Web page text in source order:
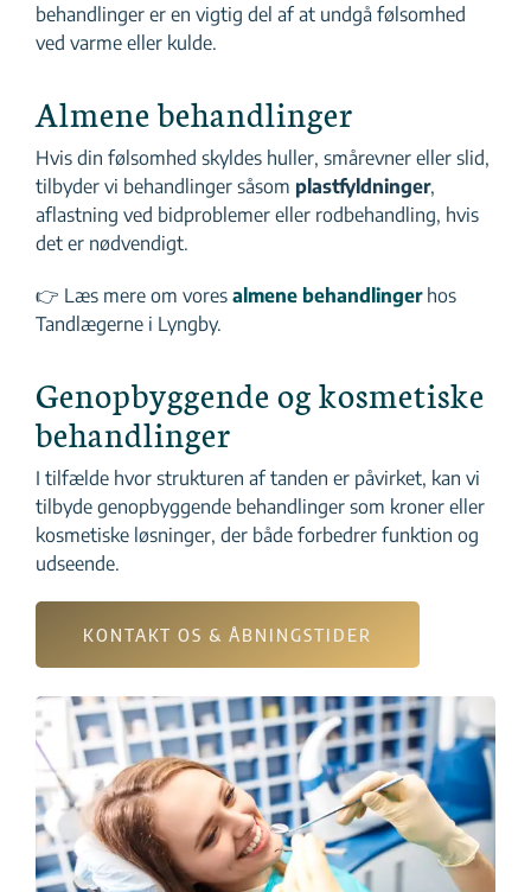
behandlinger er en vigtig del af at undgå følsomhed
ved varme eller kulde.
Almene behandlinger
Hvis din følsomhed skyldes huller, smårevner eller slid,
tilbyder vi behandlinger såsom plastfyldninger,
aflastning ved bidproblemer eller rodbehandling, hvis
det er nødvendigt.
👉 Læs mere om vores almene behandlingerhos
Tandlægerne i Lyngby.
Genopbyggende og kosmetiske
behandlinger
I tilfælde hvor strukturen af tanden er påvirket, kan vi
tilbyde genopbyggende behandlinger som kroner eller
kosmetiske løsninger, der både forbedrer funktion og
udseende.
KONTAKT OS & ÅBNINGSTIDER